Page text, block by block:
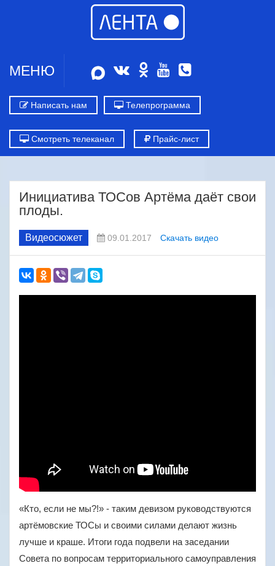
МЕНЮ
Написать нам Телепрограмма
Смотреть телеканал Прайс-лист
Инициатива ТОСов Артёма даёт свои
плоды.
Видеосюжет 09.01.2017 Скачать видео
«Кто, если не мы?!» - таким девизом руководствуются
артёмовские ТОСы и своими силами делают жизнь
лучше и краше. Итоги года подвели на заседании
Совета по вопросам территориального самоуправления